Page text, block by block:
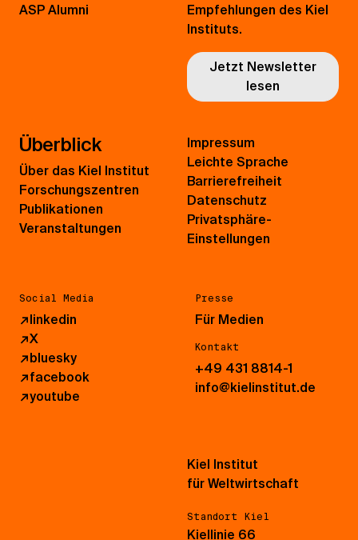
ASP Alumni
Empfehlungen des Kiel
Instituts.
Jetzt Newsletter
lesen
Überblick
Über das Kiel Institut
Forschungszentren
Publikationen
Veranstaltungen
Social Media
↗linkedin
↗X
↗bluesky
↗facebook
↗youtube
Presse
Für Medien
Kontakt
+49 431 8814-1
info@kielinstitut.de
Impressum
Leichte Sprache
Barrierefreiheit
Datenschutz
Privatsphäre-
Einstellungen
Kiel Institut
für Weltwirtschaft
Standort Kiel
Kiellinie 66